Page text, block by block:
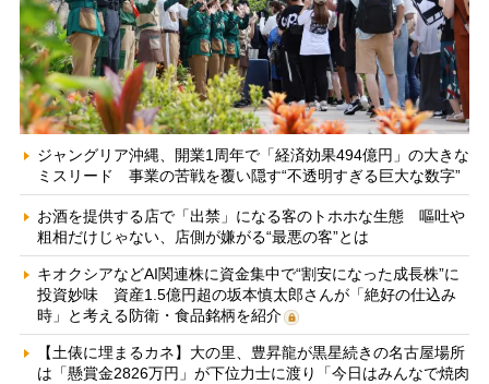
ジャングリア沖縄、開業1周年で「経済効果494億円」の大きな
ミスリード 事業の苦戦を覆い隠す“不透明すぎる巨大な数字”
お酒を提供する店で「出禁」になる客のトホホな生態 嘔吐や
粗相だけじゃない、店側が嫌がる“最悪の客”とは
キオクシアなどAI関連株に資金集中で“割安になった成長株”に
投資妙味 資産1.5億円超の坂本慎太郎さんが「絶好の仕込み
時」と考える防衛・食品銘柄を紹介
【土俵に埋まるカネ】大の里、豊昇龍が黒星続きの名古屋場所
は「懸賞金2826万円」が下位力士に渡り「今日はみんなで焼肉